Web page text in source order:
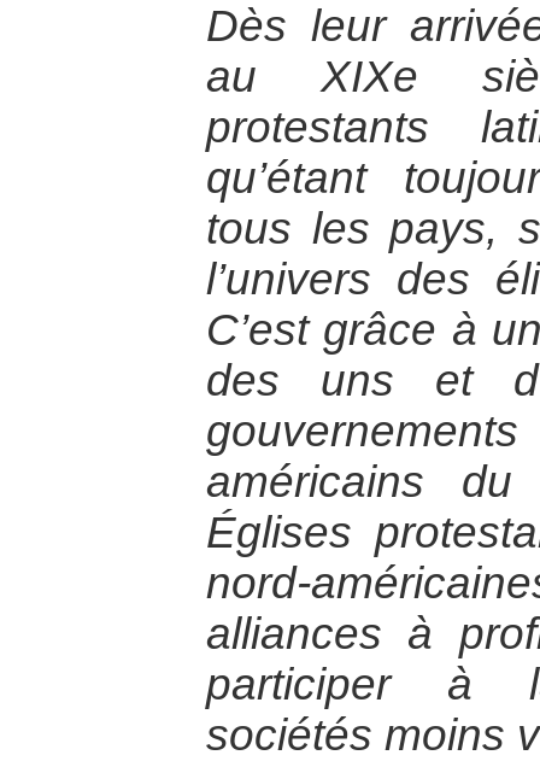
Dès leur
au XIXe
protestants
qu’étant
tous les pays,
l’univers des
C’est grâce à
des uns et
américains
Églises
nord-
alliances à
participer à
sociétés moins